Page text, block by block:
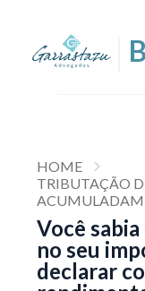
HOME
TRIBUTAÇÃO
Você
no seu
declarar